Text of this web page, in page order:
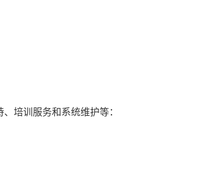
培训服务和系统维护等：